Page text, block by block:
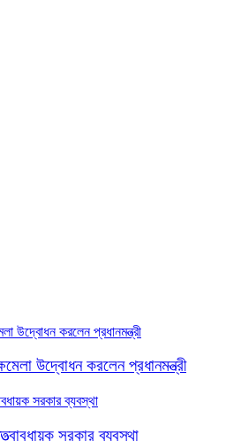
উদ্বোধন করলেন প্রধানমন্ত্রী
সরকার ব্যবস্থা